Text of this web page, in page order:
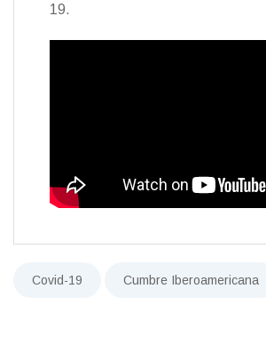
19.
Covid-19 Cumbre Iberoamericana